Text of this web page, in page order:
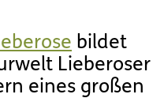
bildet
Lieberoser
eines großen